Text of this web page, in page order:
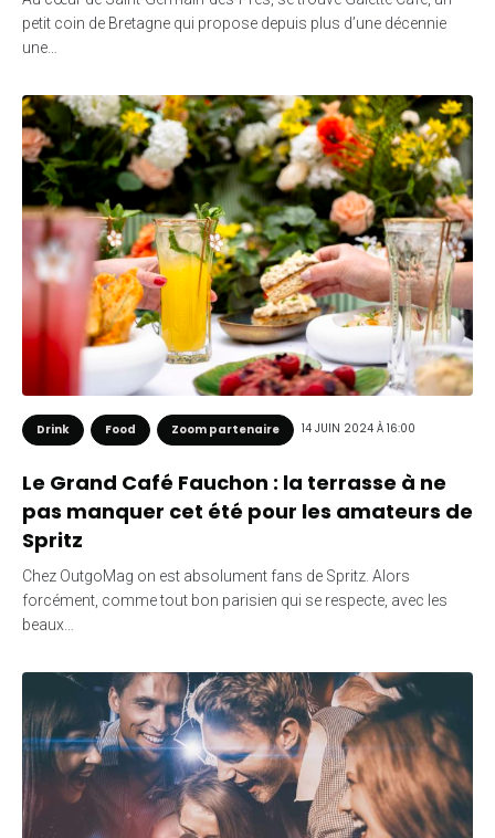
petit coin de Bretagne qui propose depuis plus d’une décennie
une…
Drink Food Zoom partenaire 14 JUIN 2024 À 16:00
Le Grand Café Fauchon : la terrasse à ne
pas manquer cet été pour les amateurs de
Spritz
Chez OutgoMag on est absolument fans de Spritz. Alors
forcément, comme tout bon parisien qui se respecte, avec les
beaux…